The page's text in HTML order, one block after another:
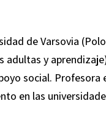
de Varsovia
adultas y
social.
en las